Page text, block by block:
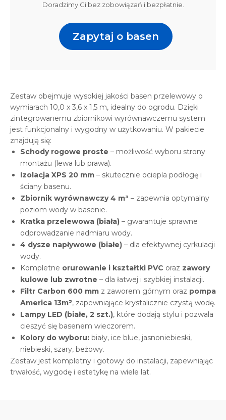
Zestaw obejmuje wysokiej jakości basen przelewowy o
wymiarach 10,0 x 3,6 x 1,5 m, idealny do ogrodu. Dzięki
zintegrowanemu zbiornikowi wyrównawczemu system
jest funkcjonalny i wygodny w użytkowaniu. W pakiecie
znajdują się:
Schody rogowe proste – możliwość wyboru strony
montażu (lewa lub prawa).
Izolacja XPS 20 mm – skutecznie ociepla podłogę i
ściany basenu.
Zbiornik wyrównawczy 4 m³ – zapewnia optymalny
poziom wody w basenie.
Kratka przelewowa (biała) – gwarantuje sprawne
odprowadzanie nadmiaru wody.
4 dysze napływowe (białe) – dla efektywnej cyrkulacji
wody.
Kompletne orurowanie i kształtki PVC oraz zawory
kulowe lub zwrotne – dla łatwej i szybkiej instalacji.
Filtr Carbon 600 mm z zaworem górnym oraz pompa
America 13m³, zapewniające krystalicznie czystą wodę.
Lampy LED (białe, 2 szt.), które dodają stylu i pozwala
cieszyć się basenem wieczorem.
Kolory do wyboru: biały, ice blue, jasnoniebieski,
niebieski, szary, beżowy.
Zestaw jest kompletny i gotowy do instalacji, zapewniając
trwałość, wygodę i estetykę na wiele lat.
Doradzimy Ci bez zobowiązań i bezpłatnie.
Zapytaj o basen